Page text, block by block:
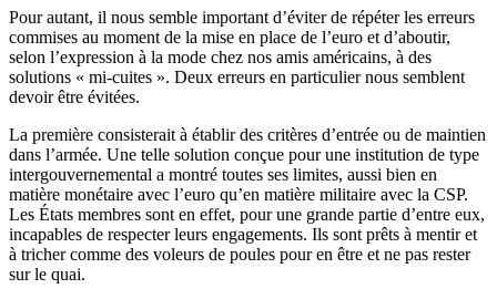
Pour autant, il nous semble important d’éviter de répéter les erreurs
commises au moment de la mise en place de l’euro et d’aboutir,
selon l’expression à la mode chez nos amis américains, à des
solutions « mi-cuites ». Deux erreurs en particulier nous semblent
devoir être évitées.
La première consisterait à établir des critères d’entrée ou de maintien
dans l’armée. Une telle solution conçue pour une institution de type
intergouvernemental a montré toutes ses limites, aussi bien en
matière monétaire avec l’euro qu’en matière militaire avec la CSP.
Les États membres sont en effet, pour une grande partie d’entre eux,
incapables de respecter leurs engagements. Ils sont prêts à mentir et
à tricher comme des voleurs de poules pour en être et ne pas rester
sur le quai.